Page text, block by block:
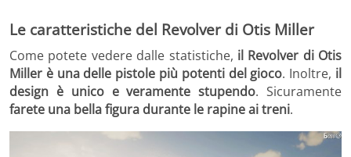
Le caratteristiche del Revolver di Otis Miller
Come potete vedere dalle statistiche, il Revolver di Otis
Miller è una delle pistole più potenti del gioco. Inoltre, il
design è unico e veramente stupendo. Sicuramente
farete una bella figura durante le rapine ai treni.